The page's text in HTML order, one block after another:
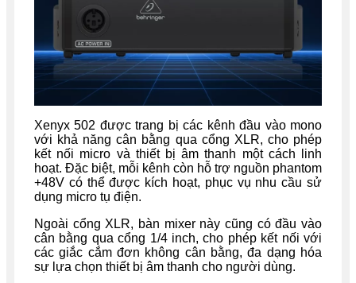
Xenyx 502 được trang bị các kênh đầu vào mono
với khả năng cân bằng qua cổng XLR, cho phép
kết nối micro và thiết bị âm thanh một cách linh
hoạt. Đặc biệt, mỗi kênh còn hỗ trợ nguồn phantom
+48V có thể được kích hoạt, phục vụ nhu cầu sử
dụng micro tụ điện.
Ngoài cổng XLR, bàn mixer này cũng có đầu vào
cân bằng qua cổng 1/4 inch, cho phép kết nối với
các giắc cắm đơn không cân bằng, đa dạng hóa
sự lựa chọn thiết bị âm thanh cho người dùng.